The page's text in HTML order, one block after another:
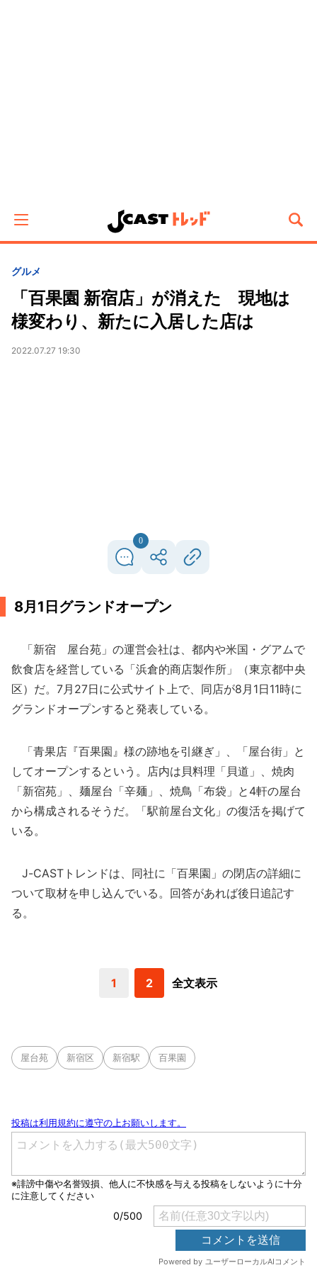
グルメ
「百果園 新宿店」が消えた 現地は
様変わり、新たに入居した店は
2022.07.27 19:30
0
8月1日グランドオープン
「新宿 屋台苑」の運営会社は、都内や米国・グアムで
飲食店を経営している「浜倉的商店製作所」（東京都中央
区）だ。7月27日に公式サイト上で、同店が8月1日11時に
グランドオープンすると発表している。
「青果店『百果園』様の跡地を引継ぎ」、「屋台街」と
してオープンするという。店内は貝料理「貝道」、焼肉
「新宿苑」、麺屋台「辛麺」、焼鳥「布袋」と4軒の屋台
から構成されるそうだ。「駅前屋台文化」の復活を掲げて
いる。
J-CASTトレンドは、同社に「百果園」の閉店の詳細に
ついて取材を申し込んでいる。回答があれば後日追記す
る。
1 2 全文表示
屋台苑 新宿区 新宿駅 百果園